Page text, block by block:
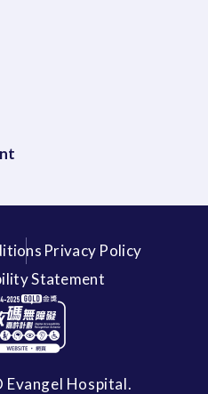
Privacy Policy
Statement
Hospital.